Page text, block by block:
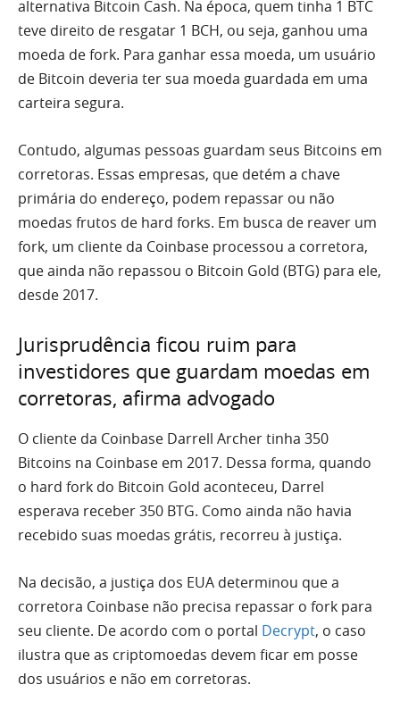
alternativa Bitcoin Cash. Na época, quem tinha 1 BTC
teve direito de resgatar 1 BCH, ou seja, ganhou uma
moeda de fork. Para ganhar essa moeda, um usuário
de Bitcoin deveria ter sua moeda guardada em uma
carteira segura.
Contudo, algumas pessoas guardam seus Bitcoins em
corretoras. Essas empresas, que detém a chave
primária do endereço, podem repassar ou não
moedas frutos de hard forks. Em busca de reaver um
fork, um cliente da Coinbase processou a corretora,
que ainda não repassou o Bitcoin Gold (BTG) para ele,
desde 2017.
Jurisprudência ficou ruim para
investidores que guardam moedas em
corretoras, afirma advogado
O cliente da Coinbase Darrell Archer tinha 350
Bitcoins na Coinbase em 2017. Dessa forma, quando
o hard fork do Bitcoin Gold aconteceu, Darrel
esperava receber 350 BTG. Como ainda não havia
recebido suas moedas grátis, recorreu à justiça.
Na decisão, a justiça dos EUA determinou que a
corretora Coinbase não precisa repassar o fork para
seu cliente. De acordo com o portal Decrypt, o caso
ilustra que as criptomoedas devem ficar em posse
dos usuários e não em corretoras.